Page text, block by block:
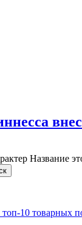
Название
10 товарных